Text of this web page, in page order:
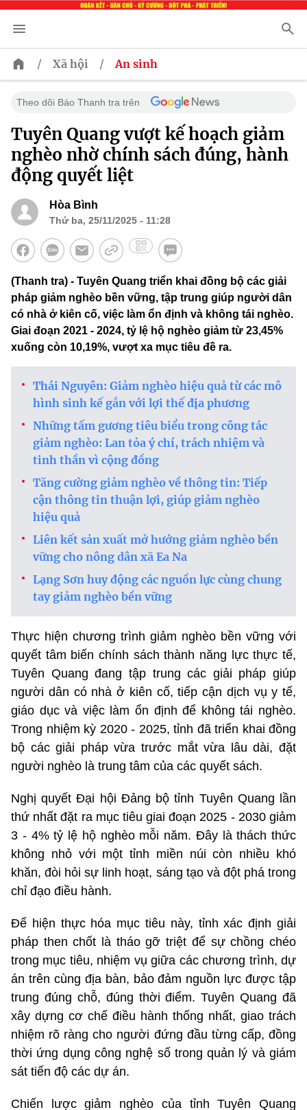
/ Xã hội / An sinh
Theo dõi Báo Thanh tra trên
Tuyên Quang vượt kế hoạch giảm
nghèo nhờ chính sách đúng, hành
động quyết liệt
Hòa Bình
Thứ ba, 25/11/2025 - 11:28
(Thanh tra) - Tuyên Quang triển khai đồng bộ các giải
pháp giảm nghèo bền vững, tập trung giúp người dân
có nhà ở kiên cố, việc làm ổn định và không tái nghèo.
Giai đoạn 2021 - 2024, tỷ lệ hộ nghèo giảm từ 23,45%
xuống còn 10,19%, vượt xa mục tiêu đề ra.
Thái Nguyên: Giảm nghèo hiệu quả từ các mô
hình sinh kế gắn với lợi thế địa phương
Những tấm gương tiêu biểu trong công tác
giảm nghèo: Lan tỏa ý chí, trách nhiệm và
tinh thần vì cộng đồng
Tăng cường giảm nghèo về thông tin: Tiếp
cận thông tin thuận lợi, giúp giảm nghèo
hiệu quả
Liên kết sản xuất mở hướng giảm nghèo bền
vững cho nông dân xã Ea Na
Lạng Sơn huy động các nguồn lực cùng chung
tay giảm nghèo bền vững
Thực hiện chương trình giảm nghèo bền vững với
quyết tâm biến chính sách thành năng lực thực tế,
Tuyên Quang đang tập trung các giải pháp giúp
người dân có nhà ở kiên cố, tiếp cận dịch vụ y tế,
giáo dục và việc làm ổn định để không tái nghèo.
Trong nhiệm kỳ 2020 - 2025, tỉnh đã triển khai đồng
bộ các giải pháp vừa trước mắt vừa lâu dài, đặt
người nghèo là trung tâm của các quyết sách.
Nghị quyết Đại hội Đảng bộ tỉnh Tuyên Quang lần
thứ nhất đặt ra mục tiêu giai đoạn 2025 - 2030 giảm
3 - 4% tỷ lệ hộ nghèo mỗi năm. Đây là thách thức
không nhỏ với một tỉnh miền núi còn nhiều khó
khăn, đòi hỏi sự linh hoạt, sáng tạo và đột phá trong
chỉ đạo điều hành.
Để hiện thực hóa mục tiêu này, tỉnh xác định giải
pháp then chốt là tháo gỡ triệt để sự chồng chéo
trong mục tiêu, nhiệm vụ giữa các chương trình, dự
án trên cùng địa bàn, bảo đảm nguồn lực được tập
trung đúng chỗ, đúng thời điểm. Tuyên Quang đã
xây dựng cơ chế điều hành thống nhất, giao trách
nhiệm rõ ràng cho người đứng đầu từng cấp, đồng
thời ứng dụng công nghệ số trong quản lý và giám
sát tiến độ các dự án.
Chiến lược giảm nghèo của tỉnh Tuyên Quang